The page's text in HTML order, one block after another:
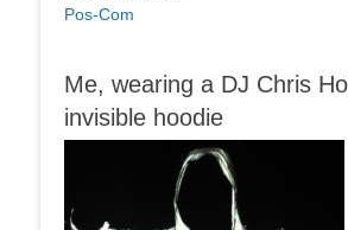
Pos-Com
Me, wearing a DJ Chris
invisible hoodie